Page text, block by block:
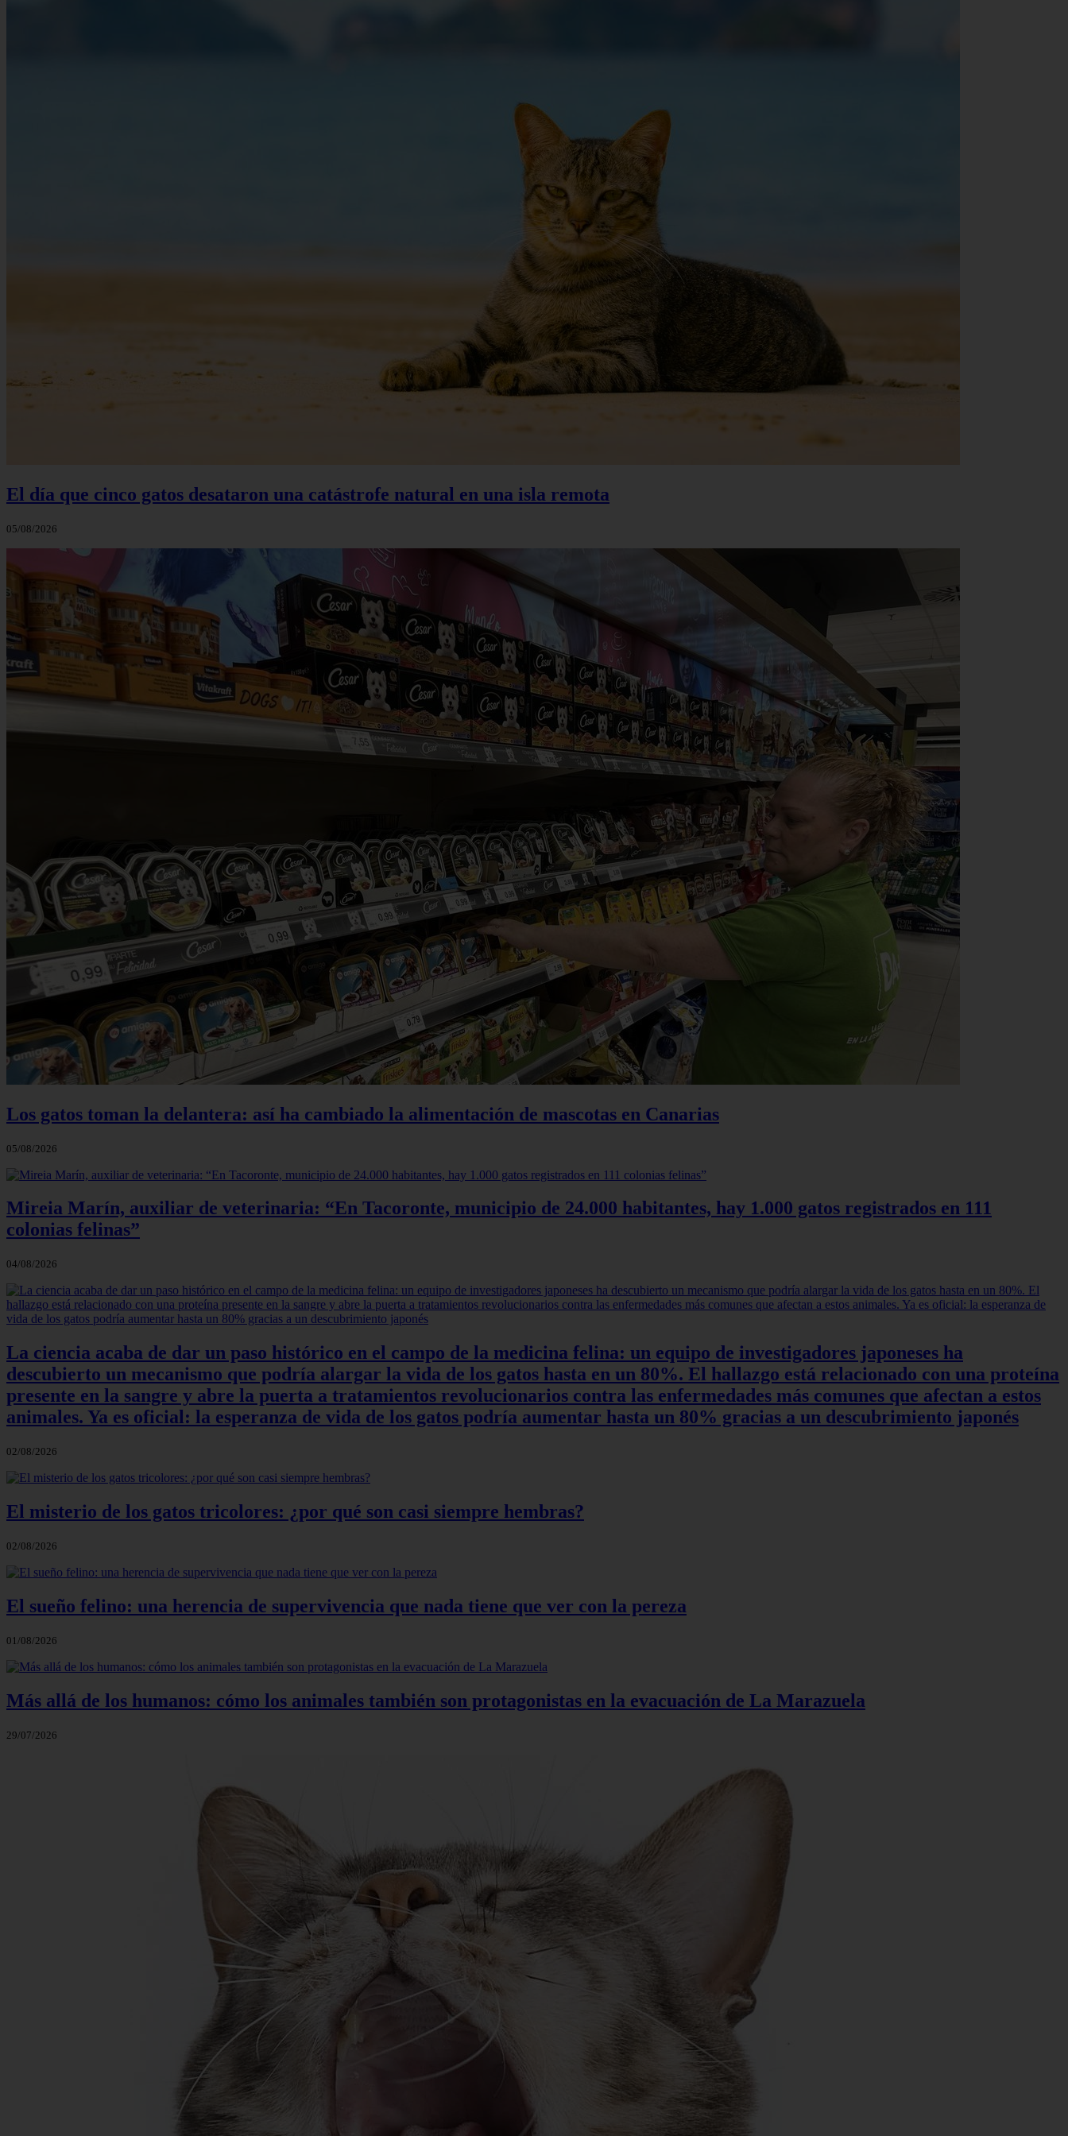
El día que cinco gatos desataron una catástrofe natural en una isla remota
05/08/2026
Los gatos toman la delantera: así ha cambiado la alimentación de mascotas en Canarias
05/08/2026
Mireia Marín, auxiliar de veterinaria: “En Tacoronte, municipio de 24.000 habitantes, hay 1.000 gatos registrados en 111
colonias felinas”
04/08/2026
La ciencia acaba de dar un paso histórico en el campo de la medicina felina: un equipo de investigadores japoneses ha
descubierto un mecanismo que podría alargar la vida de los gatos hasta en un 80%. El hallazgo está relacionado con una proteína
presente en la sangre y abre la puerta a tratamientos revolucionarios contra las enfermedades más comunes que afectan a estos
animales. Ya es oficial: la esperanza de vida de los gatos podría aumentar hasta un 80% gracias a un descubrimiento japonés
02/08/2026
El misterio de los gatos tricolores: ¿por qué son casi siempre hembras?
02/08/2026
El sueño felino: una herencia de supervivencia que nada tiene que ver con la pereza
01/08/2026
Más allá de los humanos: cómo los animales también son protagonistas en la evacuación de La Marazuela
29/07/2026